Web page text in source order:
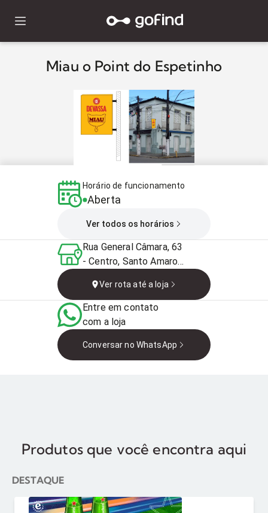
Miau o Point do Espetinho
Horário de funcionamento
Aberta
Ver todos os horários
Rua General Câmara, 63
- Centro, Santo Amaro -
Ver rota até a loja
Entre em contato
com a loja
Conversar no WhatsApp
Produtos que você encontra aqui
DESTAQUE